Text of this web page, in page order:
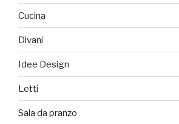
Cucina
Divani
Idee Design
Letti
Sala da pranzo